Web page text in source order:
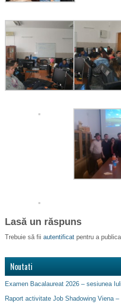
Lasă un răspuns
Trebuie să fii autentificat pentru a
Noutati
Examen Bacalaureat 2026 – sesiunea
Raport activitate Job Shadowing Viena –